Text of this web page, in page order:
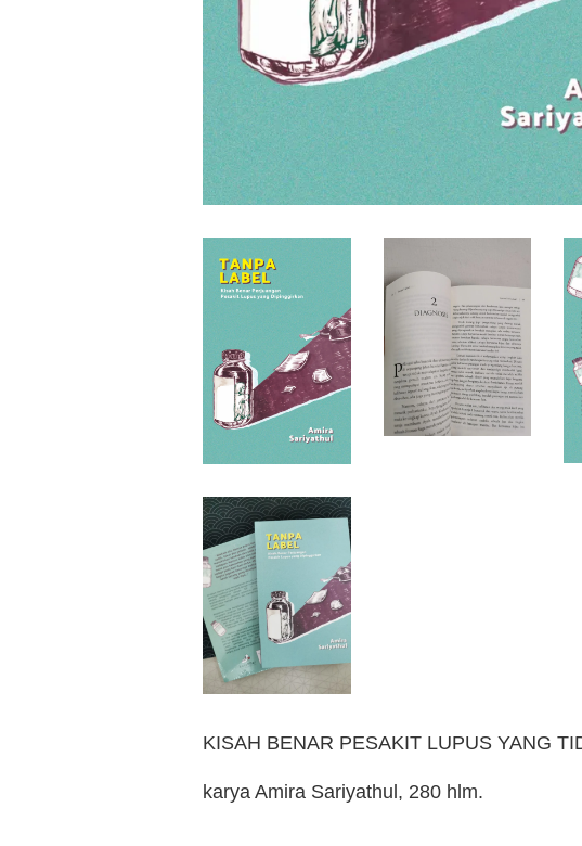
KISAH BENAR PESAKIT LUPUS YANG
karya Amira Sariyathul, 280 hlm.